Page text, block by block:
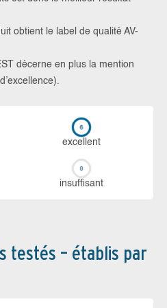
obtient le label de qualité AV-
décerne en plus la mention
ex­cellent
in­suf­fi­sant
testés – établis par